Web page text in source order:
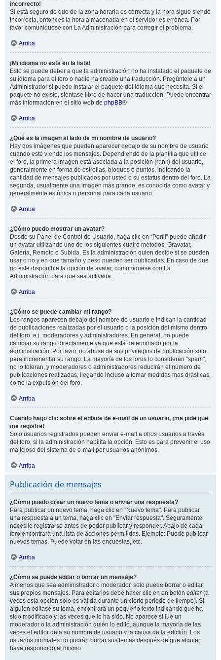
incorrecto!
Si está seguro de que de la zona horaria es correcta y la hora sigue siendo
incorrecta, entonces la hora almacenada en el servidor es errónea. Por
favor comuníquese con La Administración para corregir el problema.
Arriba
¡Mi idioma no está en la lista!
Esto se puede deber a que la administración no ha instalado el paquete de
su idioma para el foro o nadie ha creado una traducción. Pregúntele a un
Administrador si puede instalar el paquete del idioma que necesita. Si el
paquete no existe, siéntase libre de hacer una traducción. Puede encontrar
más información en el sitio web de phpBB®
Arriba
¿Qué es la imagen al lado de mi nombre de usuario?
Hay dos imágenes que pueden aparecer debajo de su nombre de usuario
cuando esté viendo los mensajes. Dependiendo de la plantilla que utilice
el foro, la primera imagen está asociada a la posición (rank) del usuario,
generalmente en forma de estrellas, bloques o puntos, indicando la
cantidad de mensajes publicados por usted o su estatus dentro del foro. La
segunda, usualmente una imagen más grande, es conocida como avatar y
generalmente es única o personal para cada usuario.
Arriba
¿Cómo puedo mostrar un avatar?
Desde su Panel de Control de Usuario, haga clic en “Perfil” puede añadir
un avatar utilizando uno de los siguientes cuatro métodos: Gravatar,
Galería, Remoto o Subida. Es la administración quien decide si se pueden
usar o no y en que tamaño y peso pueden ser publicadas. En caso de que
no este disponible la opción de avatar, comuníquese con La
Administración para que sea activada.
Arriba
¿Cómo se puede cambiar mi rango?
Los rangos aparecen debajo del nombre de usuario e indican la cantidad
de publicaciones realizadas por el usuario o la posición del mismo dentro
del foro, e.j. moderadores y administradores. En general, no puede
cambiar su rango directamente ya que está determinado por la
administración. Por favor, no abuse de sus privilegios de publicación solo
para incrementar su rango. La mayoría de los foros lo consideran "spam",
no lo toleran, y moderadores o administradores reducirán el número de
publicaciones realizadas, llegando incluso a tomar medidas mas drásticas,
como la expulsión del foro.
Arriba
Cuando hago clic sobre el enlace de e-mail de un usuario, ¡me pide que
me registre!
Solo usuarios registrados pueden enviar e-mail a otros usuarios a través
del foro, si la administración habilita la opción. Esto es para prevenir el uso
malicioso del sistema de e-mail por usuarios anónimos.
Arriba
Publicación de mensajes
¿Cómo puedo crear un nuevo tema o enviar una respuesta?
Para publicar un nuevo tema, haga clic en "Nuevo tema". Para publicar
una respuesta a un tema, haga clic en "Enviar respuesta". Seguramente
necesite registrarse antes de poder publicar y responder. Abajo de cada
foro encontrará una lista de acciones permitidas. Ejemplo: Puede publicar
nuevos temas, Puede votar en las encuestas, etc.
Arriba
¿Cómo se puede editar o borrar un mensaje?
A menos que sea administrador o moderador, solo puede borrar o editar
sus propios mensajes. Para editarlos debe hacer clic en en botón editar(a
veces esta opción solo es válida durante un cierto periodo de tiempo). Si
alguien editase su tema, encontrará un pequeño texto indicando que ha
sido modificado y las veces que lo ha sido. No aparece si fue un
moderador o la administración quién lo editó, aunque la mayoría de las
veces el editor deja su nombre de usuario y la causa de la edición. Los
usuarios normales no podrán borrar sus temas después de que alguien
haya respondido al mismo.